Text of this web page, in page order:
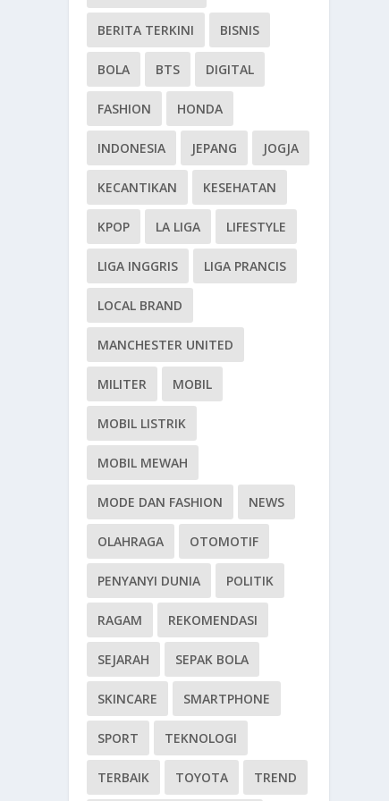
BERITA TERKINI BISNIS
BOLA BTS DIGITAL
FASHION HONDA
INDONESIA JEPANG JOGJA
KECANTIKAN KESEHATAN
KPOP LA LIGA LIFESTYLE
LIGA INGGRIS LIGA PRANCIS
LOCAL BRAND
MANCHESTER UNITED
MILITER MOBIL
MOBIL LISTRIK
MOBIL MEWAH
MODE DAN FASHION NEWS
OLAHRAGA OTOMOTIF
PENYANYI DUNIA POLITIK
RAGAM REKOMENDASI
SEJARAH SEPAK BOLA
SKINCARE SMARTPHONE
SPORT TEKNOLOGI
TERBAIK TOYOTA TREND